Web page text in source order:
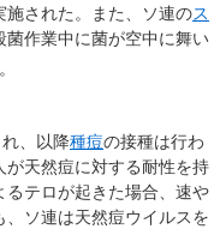
された。また、ソ連のス
菌作業中に菌が空中に舞い
。
、以降種痘の接種は行わ
天然痘に対する耐性を持
るテロが起きた場合、速や
ソ連は天然痘ウイルスを